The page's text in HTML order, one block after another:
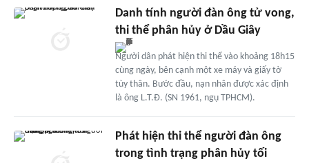
Danh tính người đàn ông tử vong,
thi thể phân hủy ở Dầu Giây
Người dân phát hiện thi thể vào khoảng 18h15
cùng ngày, bên cạnh một xe máy và giấy tờ
tùy thân. Bước đầu, nạn nhân được xác định
là ông L.T.Đ. (SN 1961, ngụ TPHCM).
Phát hiện thi thể người đàn ông
trong tình trạng phân hủy tối